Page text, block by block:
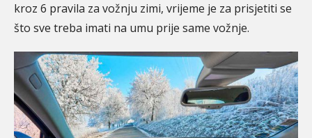
kroz 6 pravila za vožnju zimi, vrijeme je za prisjetiti se
što sve treba imati na umu prije same vožnje.